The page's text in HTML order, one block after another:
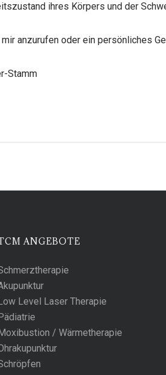
ihres Körpers und der
anzurufen oder ein persönliches
Stamm
ANGEBOTE
Level Laser Therapie
/ Wärmetherapie